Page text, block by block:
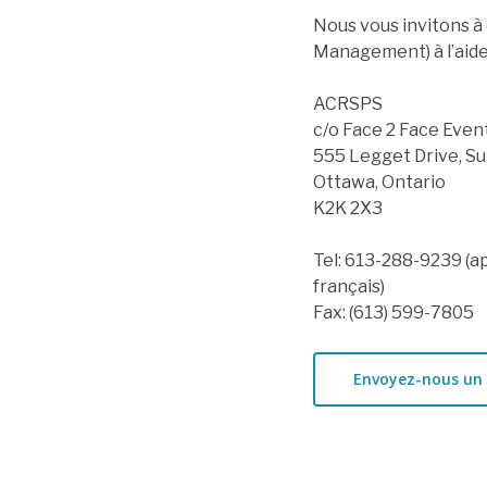
Nous vous invitons
Management) à
ACRSPS
c/o Face 2 Face
555 Legget Drive,
Ottawa, Ontario
K2K 2X3
Tel: 613-288-9239
français)
Fax: (613) 599-7805
Envoyez-nous